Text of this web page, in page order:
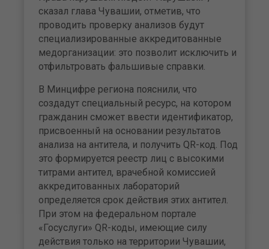
сказал глава Чувашии, отметив, что
проводить проверку анализов будут
специализированные аккредитованные
медорганизации: это позволит исключить и
отфильтровать фальшивые справки.
В Минцифре региона пояснили, что
создадут специальный ресурс, на котором
гражданин сможет ввести идентификатор,
присвоенный на основании результатов
анализа на антитела, и получить QR-код. Под
это формируется реестр лиц с высокими
титрами антител, врачебной комиссией
аккредитованных лабораторий
определяется срок действия этих антител.
При этом на федеральном портале
«Госуслуги» QR-коды, имеющие силу
действия только на территории Чувашии,